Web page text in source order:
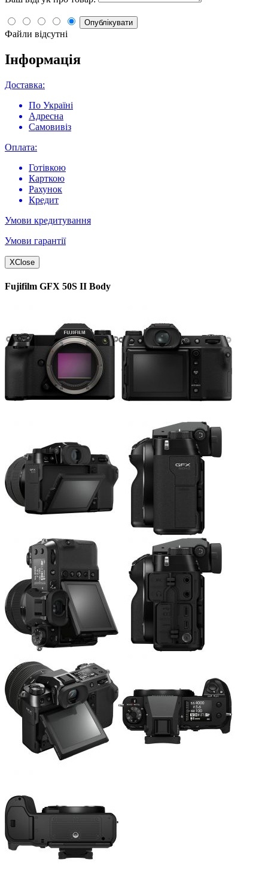
Опублікувати
Файли відсутні
Інформація
Доставка:
По Україні
Адресна
Самовивіз
Оплата:
Готівкою
Карткою
Рахунок
Кредит
Умови кредитування
Умови гарантії
XClose
Fujifilm GFX 50S II Body